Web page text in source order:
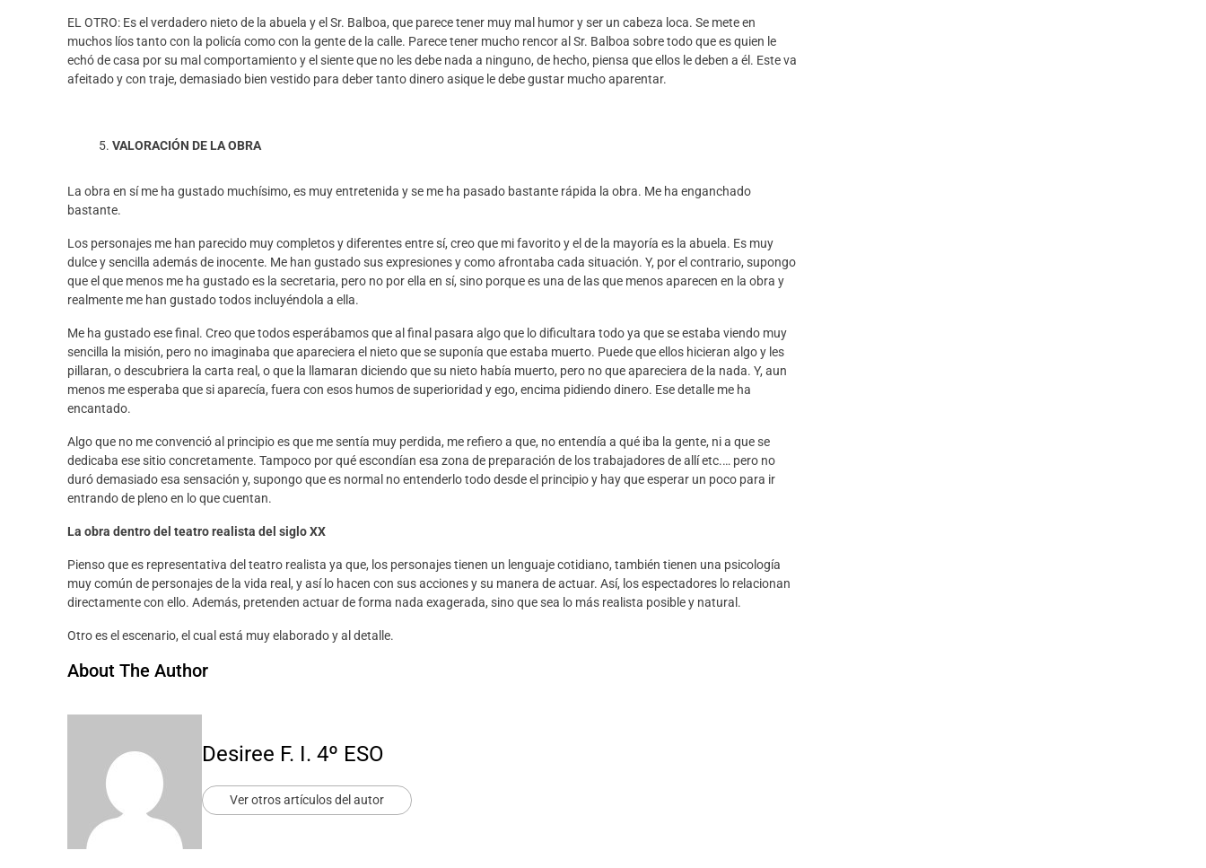
EL OTRO: Es el verdadero nieto de la abuela y el Sr. Balboa, que parece tener muy mal humor y ser un cabeza loca. Se mete en
muchos líos tanto con la policía como con la gente de la calle. Parece tener mucho rencor al Sr. Balboa sobre todo que es quien le
echó de casa por su mal comportamiento y el siente que no les debe nada a ninguno, de hecho, piensa que ellos le deben a él . Este va
afeitado y con traje, demasiado bien vestido para deber tanto dinero asique le debe gustar mucho aparentar.
VALORACIÓN DE LA OBRA
La obra en sí me ha gustado muchísimo, es muy entretenida y se me ha pasado bastante rápida la obra. Me ha enganchado
bastante.
Los personajes me han parecido muy completos y diferentes entre sí, creo que mi favorito y el de la mayoría es la abuela. Es muy
dulce y sencilla además de inocente. Me han gustado sus expresiones ycomo afrontaba cada situación. Y, por el contrario, supongo
que el que menos me ha gustado es la secretaria, pero no por ella en sí, sino porque es una de las que menos aparecen en la obra y
realmente me han gustado todos incluyéndola a ella.
Me ha gustado ese final. Creo que todos esperábamos que al final pasara algo que lo dificultara todo ya que se estaba viendo muy
sencilla la misión, pero no imaginaba que apareciera el nieto que se suponía que estaba muerto. Puede que ellos hicieran algo y les
pillaran, o descubriera la carta real, o que la llamaran diciendo que su nieto había muerto, pero no que apareciera de la nada. Y, aun
menos me esperaba que si aparecía, fuera con esos humos de superioridad y ego, encima pidiendo dinero. Ese detalle me ha
encantado.
Algo que no me convenció al principio es que me sentía muy perdida, me refiero a que, no entendía a qué iba la gente, ni a que se
dedicaba ese sitio concretamente. Tampoco por qué escondían esa zona de preparación de los trabajadores de allíetc.… pero no
duró demasiado esa sensación y, supongo que es normal no entenderlo todo desde el principio y hay que esperar un poco para ir
entrando de pleno en lo que cuentan.
La obra dentro de l teatro realista del siglo XX
Pienso que es representativa del teatro realista ya que, los personajes tienen un lenguaje cotidiano, también tienen una psicología
muy común de personajes de la vida real, y así lo hacen con sus acciones y su manera de actuar. Así, los espectadores lo relacionan
directamente con ello. Además, pretenden actuar de forma nada exagerada, sinoque sea lo más realista posible y natural.
Otro es el escenario, el cual está muy elaborado y al detalle.
About The Author
Desiree F. I. 4º ESO
Ver otros artículos del autor